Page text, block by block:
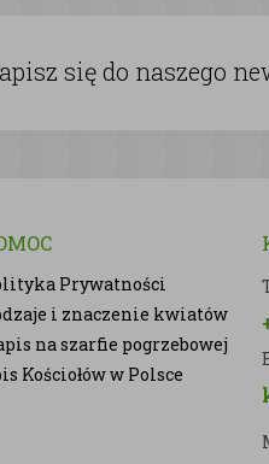
się do naszego
Prywatności
i znaczenie kwiatów
na szarfie pogrzebowej
Kościołów w Polsce